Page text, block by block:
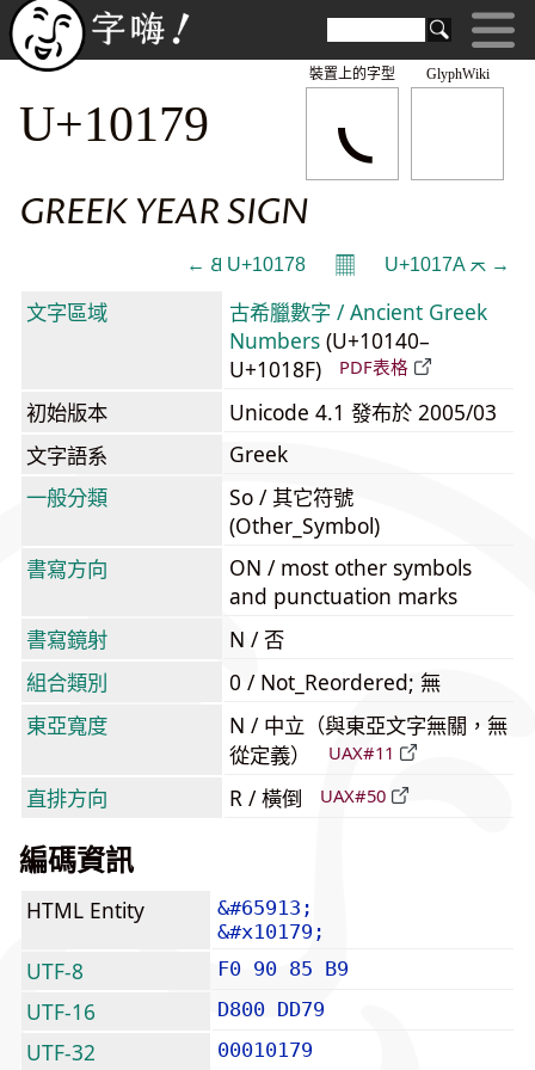
GlyphWiki
𐅹
裝置上的字型
U+10179
GREEK YEAR SIGN
← 𐅸 U+10178 𝄜 U+1017A 𐅺 →
文字區域
古希臘數字 / Ancient Greek
Numbers (U+10140–
U+1018F)
PDF表格
初始版本
Unicode 4.1 發布於 2005/03
文字語系
Greek
一般分類
So / 其它符號
(Other_Symbol)
書寫方向
ON / most other symbols
and punctuation marks
書寫鏡射
N / 否
組合類別
0 / Not_Reordered; 無
東亞寬度
N / 中立（與東亞文字無關，無
從定義）
UAX#11
直排方向 R / 橫倒 UAX#50
編碼資訊
HTML Entity
&#65913;
&#x10179;
UTF-8 F0 90 85 B9
UTF-16 D800 DD79
UTF-32 00010179